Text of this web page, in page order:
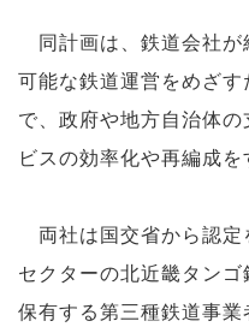
同計画は、鉄道会社が
可能な鉄道運営をめざ
で、政府や地方自治体
ビスの効率化や再編成を
両社は国交省から認
セクターの北近畿タン
保有する第三種鉄道事